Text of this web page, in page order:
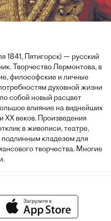
1841, Пятигорск) — русский
Творчество Лермонтова, в
философские и личные
духовной жизни
собой новый расцвет
влияние на виднейших
XX веков. Произведения
в живописи, театре,
подлинным кладезем для
творчества. Многие